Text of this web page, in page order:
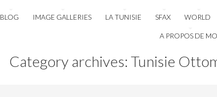
BLOG IMAGE GALLERIES LA TUNISIE SFAX WORLD
A PROPOS DE
Category archives: Tunisie